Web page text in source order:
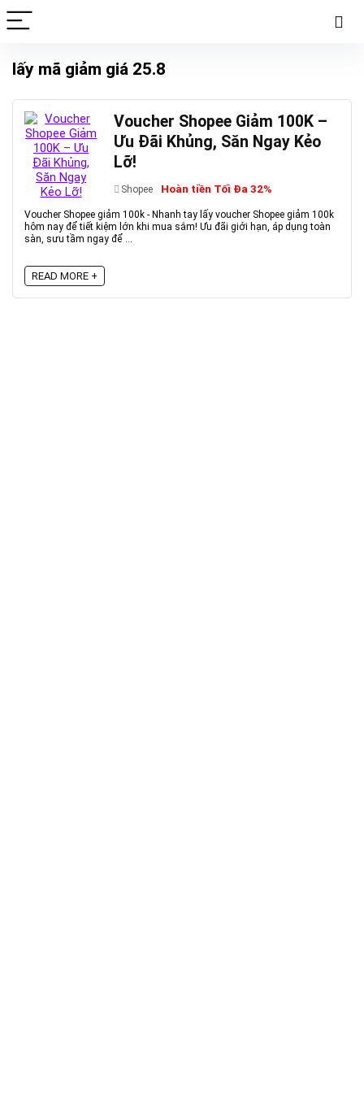
lấy mã giảm giá 25.8
Voucher Shopee Giảm 100K –
Ưu Đãi Khủng, Săn Ngay Kẻo
Lỡ!
Shopee Hoàn tiền Tối Đa 32%
Voucher Shopee giảm 100k - Nhanh tay lấy voucher Shopee giảm 100k
hôm nay để tiết kiệm lớn khi mua sắm! Ưu đãi giới hạn, áp dụng toàn
sàn, sưu tầm ngay để ...
READ MORE +